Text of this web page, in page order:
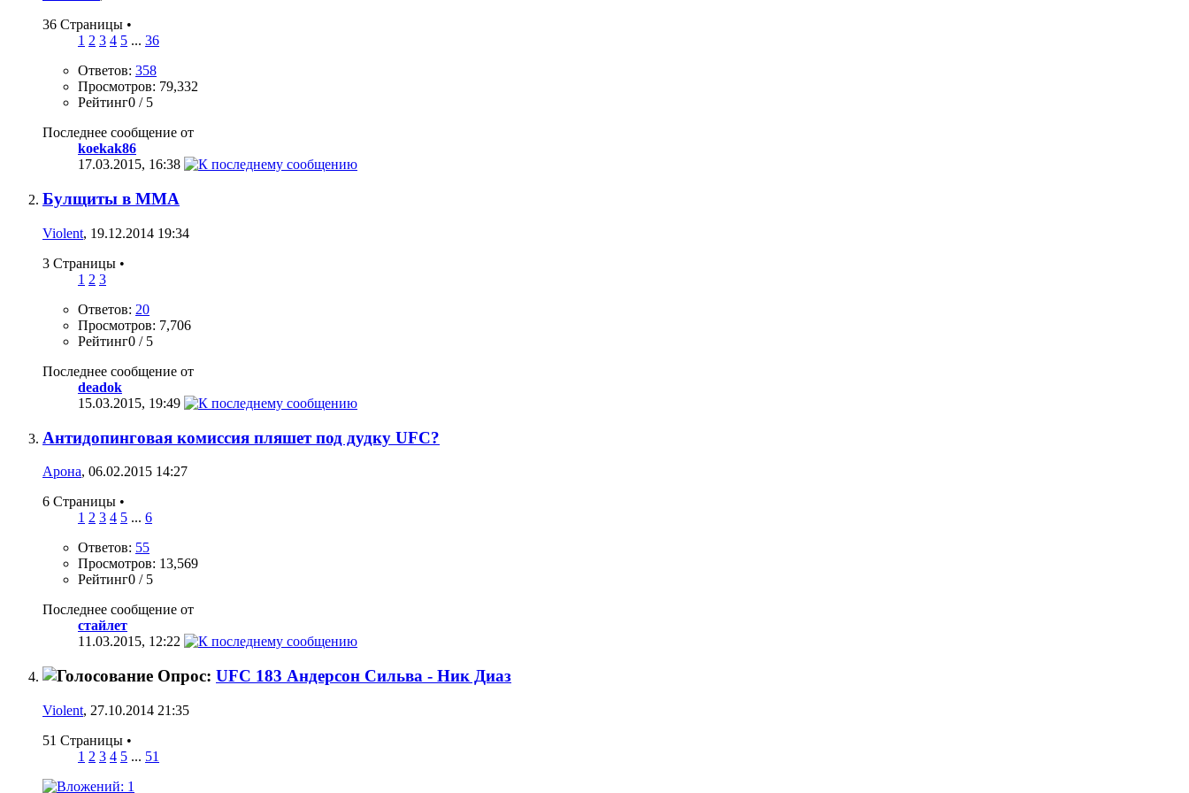
36 Страницы •
1 2 3 4 5 ... 36
Ответов: 358
Просмотров: 79,332
Рейтинг0 / 5
Последнее сообщение от
koekak86
17.03.2015, 16:38
Булщиты в ММА
Violent, 19.12.2014 19:34
3 Страницы •
1 2 3
Ответов: 20
Просмотров: 7,706
Рейтинг0 / 5
Последнее сообщение от
deadok
15.03.2015, 19:49
Антидопинговая комиссия пляшет под дудку UFC?
Арона, 06.02.2015 14:27
6 Страницы •
1 2 3 4 5 ... 6
Ответов: 55
Просмотров: 13,569
Рейтинг0 / 5
Последнее сообщение от
стайлет
11.03.2015, 12:22
Опрос: UFC 183 Андерсон Сильва - Ник Диаз
Violent, 27.10.2014 21:35
51 Страницы •
1 2 3 4 5 ... 51